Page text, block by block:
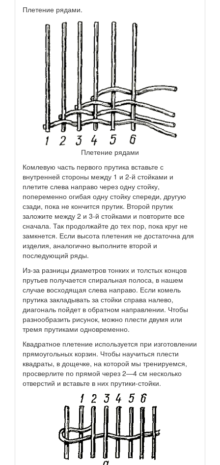
Плетение рядами.
Плетение рядами
Комлевую часть первого прутика вставьте с
внутренней стороны между 1 и 2-й стойками и
плетите слева направо через одну стойку,
попеременно огибая одну стойку спереди, другую
сзади, пока не кончится прутик. Второй прутик
заложите между 2 и 3-й стойками и повторите все
сначала. Так продолжайте до тех пор, пока круг не
замкнется. Если высота плетения не достаточна для
изделия, аналогично выполните второй и
последующий ряды.
Из-за разницы диаметров тонких и толстых концов
прутьев получается спиральная полоса, в нашем
случае восходящая слева направо. Если комель
прутика закладывать за стойки справа налево,
диагональ пойдет в обратном направлении. Чтобы
разнообразить рисунок, можно плести двумя или
тремя прутиками одновременно.
Квадратное плетение используется при изготовлении
прямоугольных корзин. Чтобы научиться плести
квадраты, в дощечке, на которой мы тренируемся,
просверлите по прямой через 2—4 см несколько
отверстий и вставьте в них прутики-стойки.